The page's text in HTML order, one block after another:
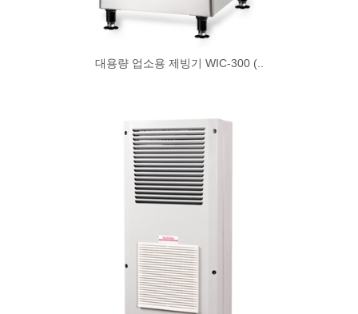
대용량 업소용 제빙기 WIC-300 (..